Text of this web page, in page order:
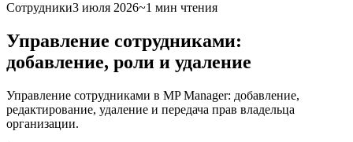
Сотрудники3 июля 2026~1 мин чтения
Управление сотрудниками:
добавление, роли и удаление
Управление сотрудниками в MP Manager: добавление,
редактирование, удаление и передача прав владельца
организации.